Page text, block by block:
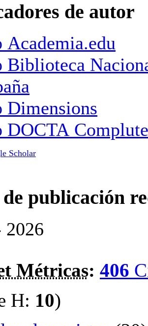
de autor
Academia.edu
Dimensions
DOCTA
Scholar
publicación
2026
Métricas: 406
H: 10)